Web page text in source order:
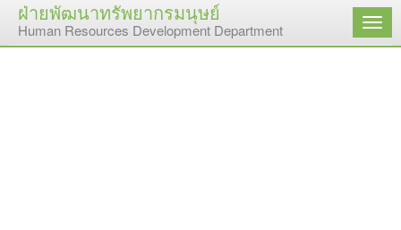
ฝ่ายพัฒนาทรัพยากรมนุษย์
Human Resources Development Department เมนู